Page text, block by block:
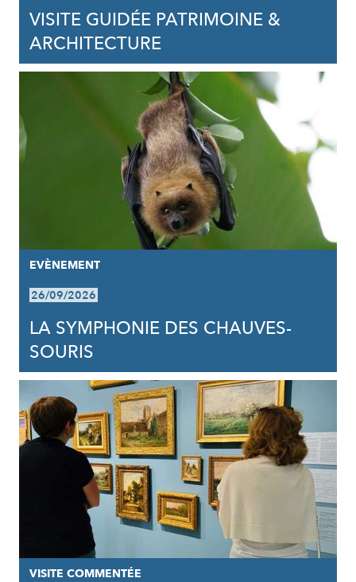
VISITE GUIDÉE PATRIMOINE &
ARCHITECTURE
EVÈNEMENT
26/09/2026
LA SYMPHONIE DES CHAUVES-
SOURIS
VISITE COMMENTÉE